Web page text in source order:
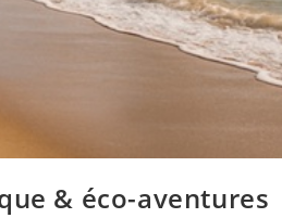
& éco-aventures